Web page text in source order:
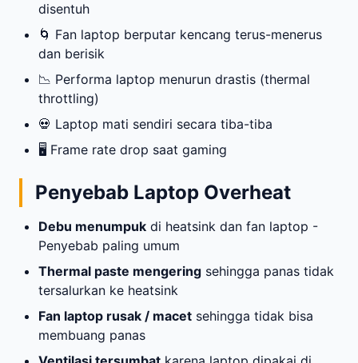
disentuh
🌀 Fan laptop berputar kencang terus-menerus
dan berisik
📉 Performa laptop menurun drastis (thermal
throttling)
💀 Laptop mati sendiri secara tiba-tiba
🖥️ Frame rate drop saat gaming
Penyebab Laptop Overheat
Debu menumpuk di heatsink dan fan laptop -
Penyebab paling umum
Thermal paste mengering sehingga panas tidak
tersalurkan ke heatsink
Fan laptop rusak / macet sehingga tidak bisa
membuang panas